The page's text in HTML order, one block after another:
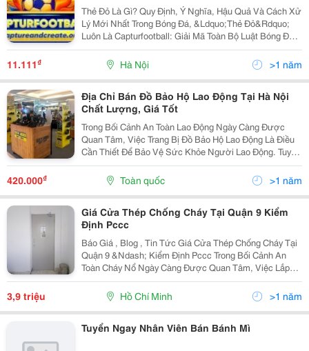
Thẻ Đỏ Là Gì? Quy Định, Ý Nghĩa, Hậu Quả Và Cách Xử
Lý Mới Nhất Trong Bóng Đá, &Ldquo;Thẻ Đỏ&Rdquo;
Luôn Là Capturfootball: Giải Mã Toàn Bộ Luật Bóng Đá
Mới Nhất 2025 Chủ Đề Khiến Người Hâm Mộ Và Cầu
Thủ Phải Đặc Biệt Quan Tâm. Việc Nhận Thẻ Đỏ...
11.111₫ Hà Nội >1 năm
Địa Chỉ Bán Đồ Bảo Hộ Lao Động Tại Hà Nội
Chất Lượng, Giá Tốt
Trong Bối Cảnh An Toàn Lao Động Ngày Càng Được
Quan Tâm, Việc Trang Bị Đồ Bảo Hộ Lao Động Là Điều
Cần Thiết Để Bảo Vệ Sức Khỏe Người Lao Động. Tuy
Nhiên, Việc Tìm Kiếm Địa Chỉ Mua Đồ Bảo Hộ Lao Động
Tại Hà Nội Uy Tín Vẫn Là Một Thách Thức Với Nhiều...
420.000₫ Toàn quốc >1 năm
Giá Cửa Thép Chống Cháy Tại Quận 9 Kiểm
Định Pccc
Báo Giá , Blog , Tin Tức Giá Cửa Thép Chống Cháy Tại
Quận 9 &Ndash; Kiểm Định Pccc Trong Bối Cảnh An
Toàn Cháy Nổ Ngày Càng Được Quan Tâm, Việc Lắp
Đặt Cửa Chống Cháy Đã Trở Thành Tiêu Chuẩn Quan
Trọng Trong Xây Dựng Nhà Ở, Chung Cư, Văn Phòng
3,9 triệu Hồ Chí Minh >1 năm
Tuyển Ngay Nhân Viên Bán Bánh Mì